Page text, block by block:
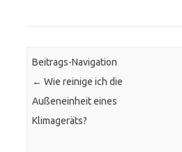
Beitrags-Navigation
← Wie reinige ich die
Außeneinheit eines
Klimageräts?